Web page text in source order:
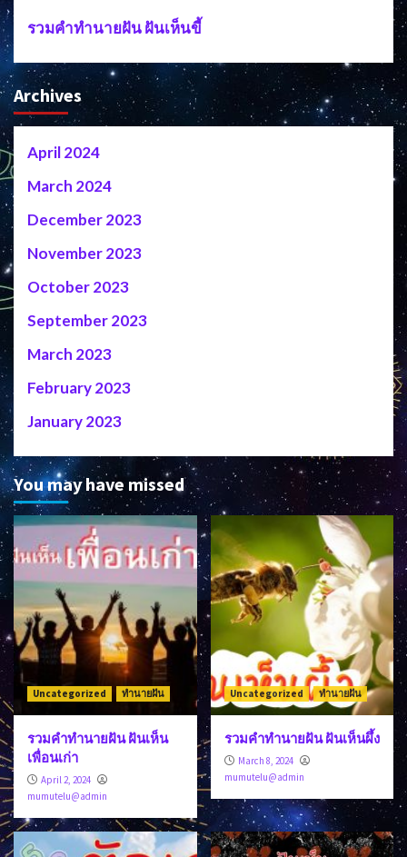
รวมคำทำนายฝัน ฝันเห็นขี้
Archives
April 2024
March 2024
December 2023
November 2023
October 2023
September 2023
March 2023
February 2023
January 2023
You may have missed
Uncategorized ทำนายฝัน
รวมคำทำนายฝัน ฝันเห็น
เพื่อนเก่า
April 2, 2024
mumutelu@admin
Uncategorized ทำนายฝัน
รวมคำทำนายฝัน ฝันเห็นผึ้ง
March 8, 2024
mumutelu@admin